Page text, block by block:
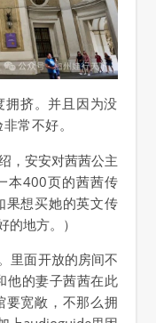
拥挤。并且因为没
常不好。
，安安对茜茜公主
本400页的茜茜传
果想买她的英文传
地方。）
里面开放的房间不
他的妻子茜茜在此
要宽敞，不那么拥